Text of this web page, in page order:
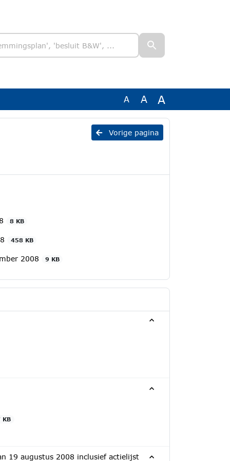
A A A
Vorige pagina
8 KB
458 KB
2008 9 KB
KB
19 augustus 2008 inclusief actielijst